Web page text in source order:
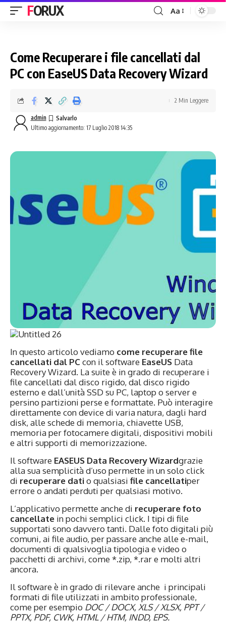
FORUX Aa
Come Recuperare i file cancellati dal
PC con EaseUS Data Recovery Wizard
Ultimo aggiornamento: 17 Luglio 2018 14:35
admin
2 Min Leggere
In questo articolo vediamo come recuperare file
cancellati dal PC con il software EaseUS Data
Recovery Wizard. La suite è in grado di recuperare i
file cancellati dal disco rigido, dal disco rigido
esterno e dall’unità SSD su PC, laptop o server e
persino partizioni perse e formattate. Può interagire
direttamente con device di varia natura, dagli hard
disk, alle schede di memoria, chiavette USB,
memoria per fotocamere digitali, dispositivi mobili
e altri supporti di memorizzazione.
Il software EASEUS Data Recovery Wizardgrazie
alla sua semplicità d’uso permette in un solo click
di recuperare datio qualsiasi file cancellatiper
errore o andati perduti per qualsiasi motivo.
L’applicativo permette anche di recuperare foto
cancellate in pochi semplici click. I tipi di file
supportati sono davvero tanti. Dalle foto digitali più
comuni, ai file audio, per passare anche alle e-mail,
documenti di qualsivoglia tipologia e video o
pacchetti di archivi, come *.zip, *.rar e molti altri
ancora.
Il software è in grado di rilevare anche i principali
formati di file utilizzati in ambito professionale,
come per esempio DOC / DOCX, XLS / XLSX, PPT /
PPTX, PDF, CWK, HTML / HTM, INDD, EPS.